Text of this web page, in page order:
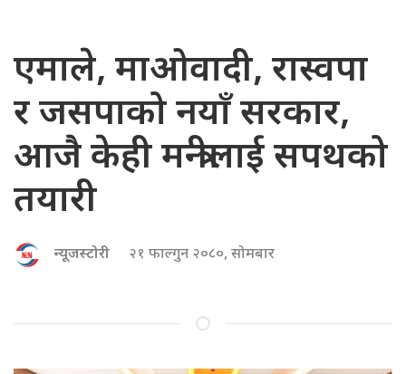
एमाले, माओवादी, रास्वपा
र जसपाको नयाँ सरकार,
आजै केही मन्त्रीलाई सपथको
तयारी
न्यूजस्टोरी २१ फाल्गुन २०८०, सोमबार